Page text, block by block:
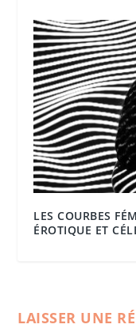
LES COURBES
ÉROTIQUE ET
LAISSER UNE